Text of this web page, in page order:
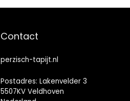
Contact
perzisch-tapijt.nl
Postadres: Lakenvelder 3
5507KV Veldhoven